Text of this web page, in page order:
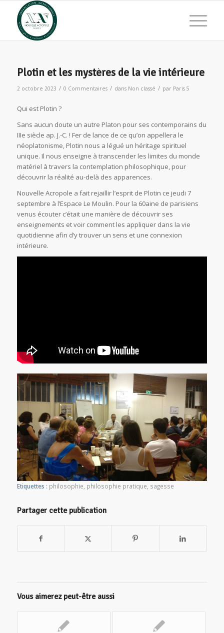
Plotin et les mystères de la vie intérieure
2 octobre 2023 / 0 Commentaires / dans Non classé / par Paris 5
Qui est Plotin ?
Sans aucun doute un autre Platon pour ses contemporains du
IIIe siècle ap. J.-C. ! Fer de lance de ce qu’on appellera le
néoplatonisme, Plotin nous a légué un héritage spirituel
unique. Il nous enseigne à transcender les limites du monde
matériel à travers la contemplation philosophique, pour
découvrir la réalité au-delà des apparences.
Nouvelle Acropole a fait rejaillir l’esprit de Plotin ce jeudi 7
septembre à l’Espace Le Moulin. Pour la 60aine de parisiens
venus écouter c’était une manière de découvrir ses
enseignements et voir comment les appliquer dans la vie
quotidienne afin d’y trouver un sens et une connexion
intérieure.
Etiquettes : philosophie philosophie pratique sagesse
Partager cette publication
Vous aimerez peut-être aussi